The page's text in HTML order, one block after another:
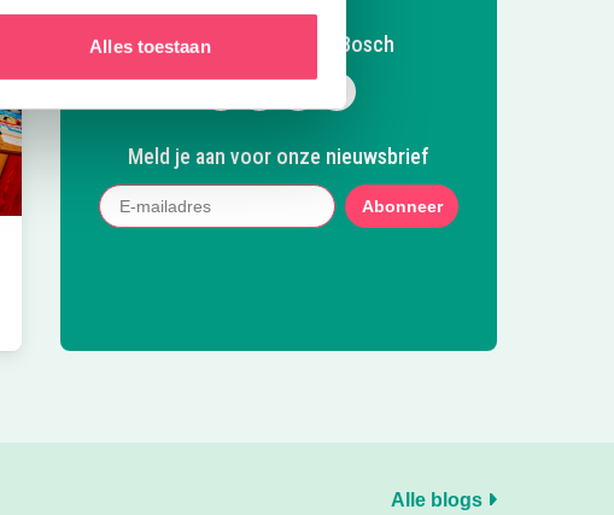
Alles toestaanVolg Kidsproof Den Bosch
Volg ons op Facebook
Volg ons op Instagram
Volg ons op Pinterest
Mail ons
Meld je aan voor onze nieuwsbrief
Abonneer
Alle blogs